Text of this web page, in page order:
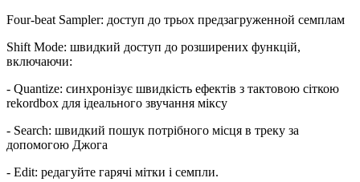
Four-beat Sampler: доступ до трьох предзагруженной семплам
Shift Mode: швидкий доступ до розширених функцій,
включаючи:
- Quantize: синхронізує швидкість ефектів з тактовою сіткою
rekordbox для ідеального звучання міксу
- Search: швидкий пошук потрібного місця в треку за
допомогою Джога
- Edit: редагуйте гарячі мітки і семпли.